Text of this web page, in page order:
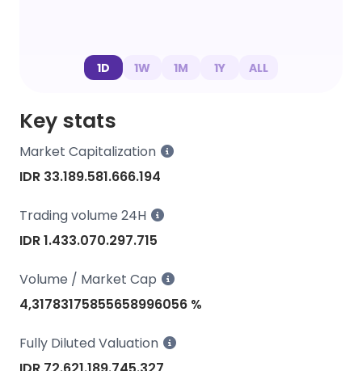
1D 1W 1M 1Y ALL
Key stats
Market Capitalization
IDR 33.189.581.666.194
Trading volume 24H
IDR 1.433.070.297.715
Volume / Market Cap
4,31783175855658996056 %
Fully Diluted Valuation